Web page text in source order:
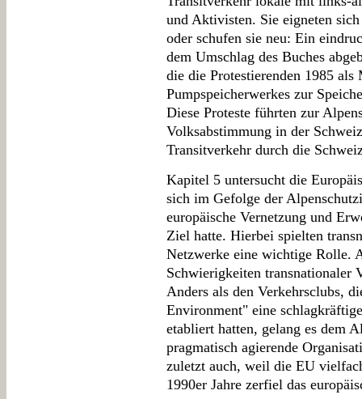
und Aktivisten. Sie eigneten
oder schufen sie neu: Ein
dem Umschlag des Buches
die die Protestierenden 1985 als
Pumpspeicherwerkes zur
Diese Proteste führten zur
Volksabstimmung in der
Transitverkehr durch die
Kapitel 5 untersucht die
sich im Gefolge der
europäische Vernetzung und
Ziel hatte. Hierbei spielten
Netzwerke eine wichtige Rolle.
Schwierigkeiten transnationaler
Anders als den Verkehrsclubs,
Environment" eine
etabliert hatten, gelang es dem
pragmatisch agierende
zuletzt auch, weil die EU
1990er Jahre zerfiel das